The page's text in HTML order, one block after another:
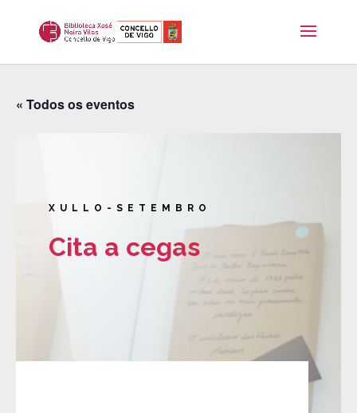
« Todos os eventos
XULLO-SETEMBRO
Cita a cegas